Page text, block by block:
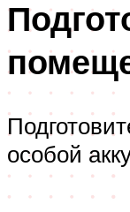
особой